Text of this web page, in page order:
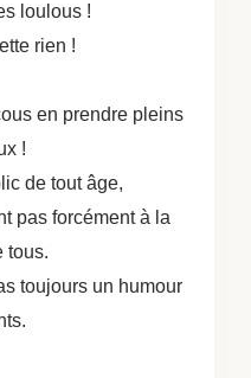
loulous !
rien !
en prendre pleins
!
de tout âge,
pas forcément à la
tous.
toujours un humour